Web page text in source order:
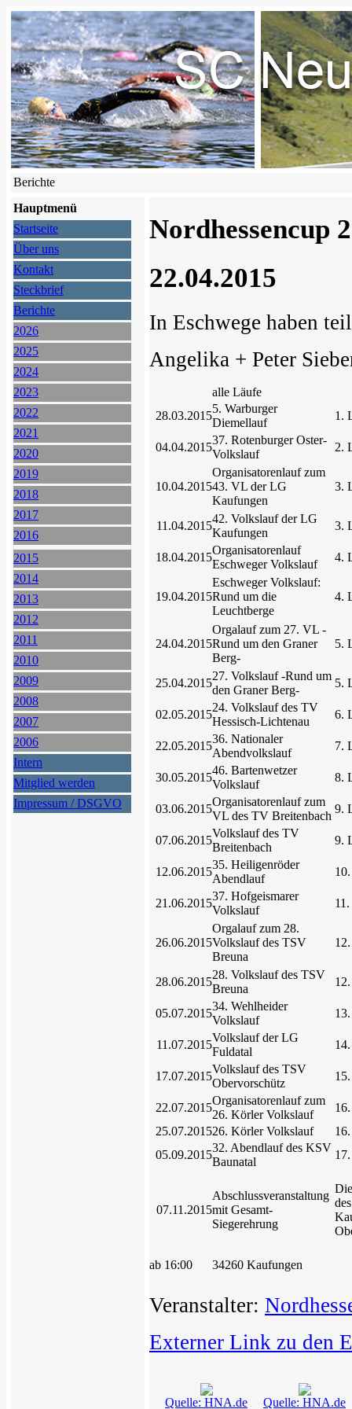
Berichte
Hauptmenü
Startseite
Über uns
Kontakt
Steckbrief
Berichte
2026
2025
2024
2023
2022
2021
2020
2019
2018
2017
2016
2015
2014
2013
2012
2011
2010
2009
2008
2007
2006
Intern
Mitglied werden
Impressum / DSGVO
Nordhessencup
22.04.2015
In Eschwege haben
Angelika + Peter
alle Läufe
28.03.2015
5. Warburger
Diemellauf
1.
04.04.2015
37. Rotenburger Oster-
Volkslauf
2.
10.04.2015
Organisatorenlauf zum
43. VL der LG
Kaufungen
3.
11.04.2015
42. Volkslauf der LG
Kaufungen
3.
18.04.2015
Organisatorenlauf
Eschweger Volkslauf
4.
19.04.2015
Eschweger Volkslauf:
Rund um die
Leuchtberge
4.
24.04.2015
Orgalauf zum 27. VL -
Rund um den Graner
Berg-
5.
25.04.2015
27. Volkslauf -Rund um
den Graner Berg-
5.
02.05.2015
24. Volkslauf des TV
Hessisch-Lichtenau
6.
22.05.2015
36. Nationaler
Abendvolkslauf
7.
30.05.2015
46. Bartenwetzer
Volkslauf
8.
03.06.2015
Organisatorenlauf zum
VL des TV Breitenbach
9.
07.06.2015
Volkslauf des TV
Breitenbach
9.
12.06.2015
35. Heiligenröder
Abendlauf
21.06.2015
37. Hofgeismarer
Volkslauf
26.06.2015
Orgalauf zum 28.
Volkslauf des TSV
Breuna
28.06.2015
28. Volkslauf des TSV
Breuna
05.07.2015
34. Wehlheider
Volkslauf
11.07.2015
Volkslauf der LG
Fuldatal
17.07.2015
Volkslauf des TSV
Obervorschütz
22.07.2015
Organisatorenlauf zum
26. Körler Volkslauf
25.07.201526. Körler Volkslauf
05.09.2015
32. Abendlauf des KSV
Baunatal
07.11.2015
Abschlussveranstaltung
mit Gesamt-
Siegerehrung
ab 16:00 34260 Kaufungen
Veranstalter:
Externer Link zu den
Quelle: HNA.de Quelle: HNA.de